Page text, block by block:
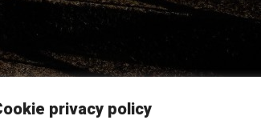
privacy policy